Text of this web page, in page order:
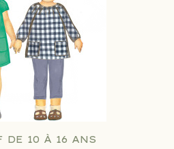
DE 10 À 16 ANS